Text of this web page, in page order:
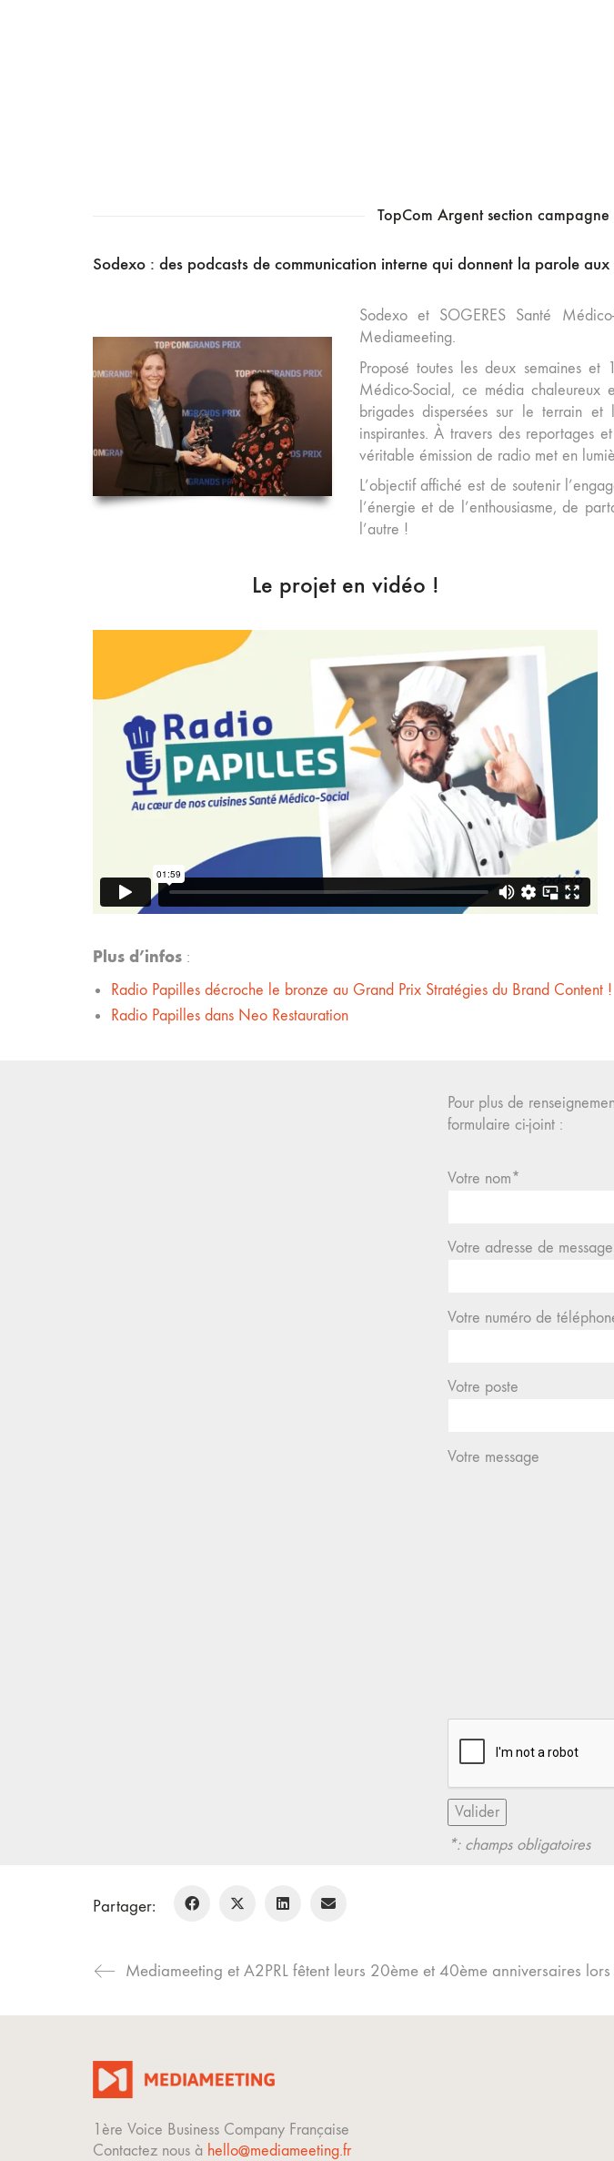
TopCom Argent section
Sodexo : des podcasts de communication interne qui donnent la parole
Sodexo et SOGERES Santé
Mediameeting.
Proposé toutes les deux semaines
Médico-Social, ce média
brigades dispersées sur le terrain et
inspirantes. À travers des reportages
véritable émission de radio met en
L’objectif affiché est de soutenir
l’énergie et de l’enthousiasme, de
l’autre !
Le projet en vidéo !
Plus d’infos :
Radio Papilles décroche le bronze au Grand Prix Stratégies du Brand Content !
Radio Papilles dans Neo Restauration
Pour plus de
formulaire ci-joint :
Votre nom*
Votre adresse de
Votre numéro de
Votre poste
Votre message
*: champs obligatoires
Partager:
1ère Voice Business Company Française
Contactez nous à hello@mediameeting.fr